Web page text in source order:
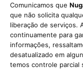
Comunicamos que
que não solicita
liberação de serviços.
continuamente para
informações,
desatualizado em
temos controle parcial